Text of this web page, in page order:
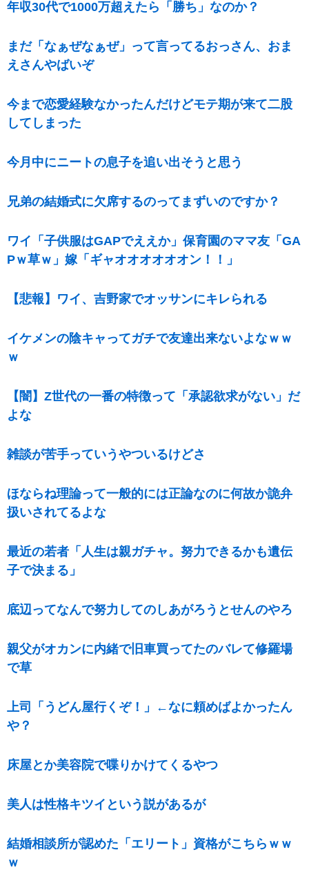
年収30代で1000万超えたら「勝ち」なのか？
まだ「なぁぜなぁぜ」って言ってるおっさん、おま
えさんやばいぞ
今まで恋愛経験なかったんだけどモテ期が来て二股
してしまった
今月中にニートの息子を追い出そうと思う
兄弟の結婚式に欠席するのってまずいのですか？
ワイ「子供服はGAPでええか」保育園のママ友「GA
Pｗ草ｗ」嫁「ギャオオオオオオン！！」
【悲報】ワイ、吉野家でオッサンにキレられる
イケメンの陰キャってガチで友達出来ないよなｗｗ
ｗ
【闇】Z世代の一番の特徴って「承認欲求がない」だ
よな
雑談が苦手っていうやついるけどさ
ほならね理論って一般的には正論なのに何故か詭弁
扱いされてるよな
最近の若者「人生は親ガチャ。努力できるかも遺伝
子で決まる」
底辺ってなんで努力してのしあがろうとせんのやろ
親父がオカンに内緒で旧車買ってたのバレて修羅場
で草
上司「うどん屋行くぞ！」←なに頼めばよかったん
や？
床屋とか美容院で喋りかけてくるやつ
美人は性格キツイという説があるが
結婚相談所が認めた「エリート」資格がこちらｗｗ
ｗ